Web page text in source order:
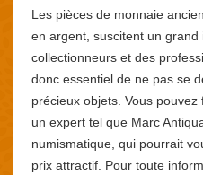
Les pièces de monnaie
en argent, suscitent un
collectionneurs et des
donc essentiel de ne pas se
précieux objets. Vous
un expert tel que Marc
numismatique, qui pourrait
prix attractif. Pour toute